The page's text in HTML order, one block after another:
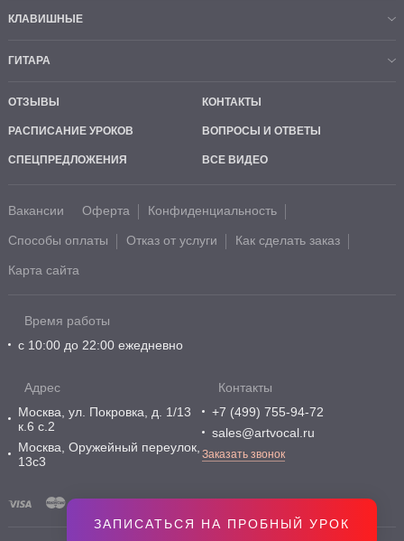
ЗАПИСАТЬСЯ НА ПРОБНЫЙ УРОК
КЛАВИШНЫЕ
ГИТАРА
ОТЗЫВЫ КОНТАКТЫ
РАСПИСАНИЕ УРОКОВ ВОПРОСЫ И ОТВЕТЫ
СПЕЦПРЕДЛОЖЕНИЯ ВСЕ ВИДЕО
Вакансии Оферта Конфиденциальность
Способы оплаты Отказ от услуги Как сделать заказ
Карта сайта
Время работы
с 10:00 до 22:00 ежедневно
Адрес
Москва, ул. Покровка, д. 1/13
к.6 с.2
Москва, Оружейный переулок,
13с3
Контакты
+7 (499) 755-94-72
sales@artvocal.ru
Заказать звонок